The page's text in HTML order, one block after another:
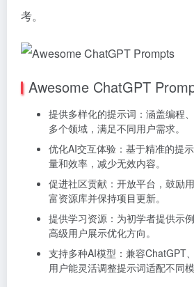
考。
Awesome ChatGPT
提供多样化的提示词：涵盖编程
多个领域，满足不同用户需求。
优化AI交互体验：基于精准的提
量和效率，减少无效内容。
促进社区贡献：开放平台，鼓励
富资源库并保持项目更新。
提供学习资源：为初学者提供示
高级用户展示优化方向。
支持多种AI模型：兼容ChatGPT
用户能灵活调整提示词适配不同模